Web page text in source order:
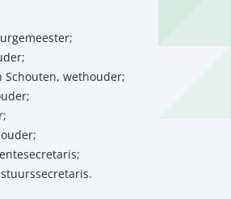
Schouten, wethouder;